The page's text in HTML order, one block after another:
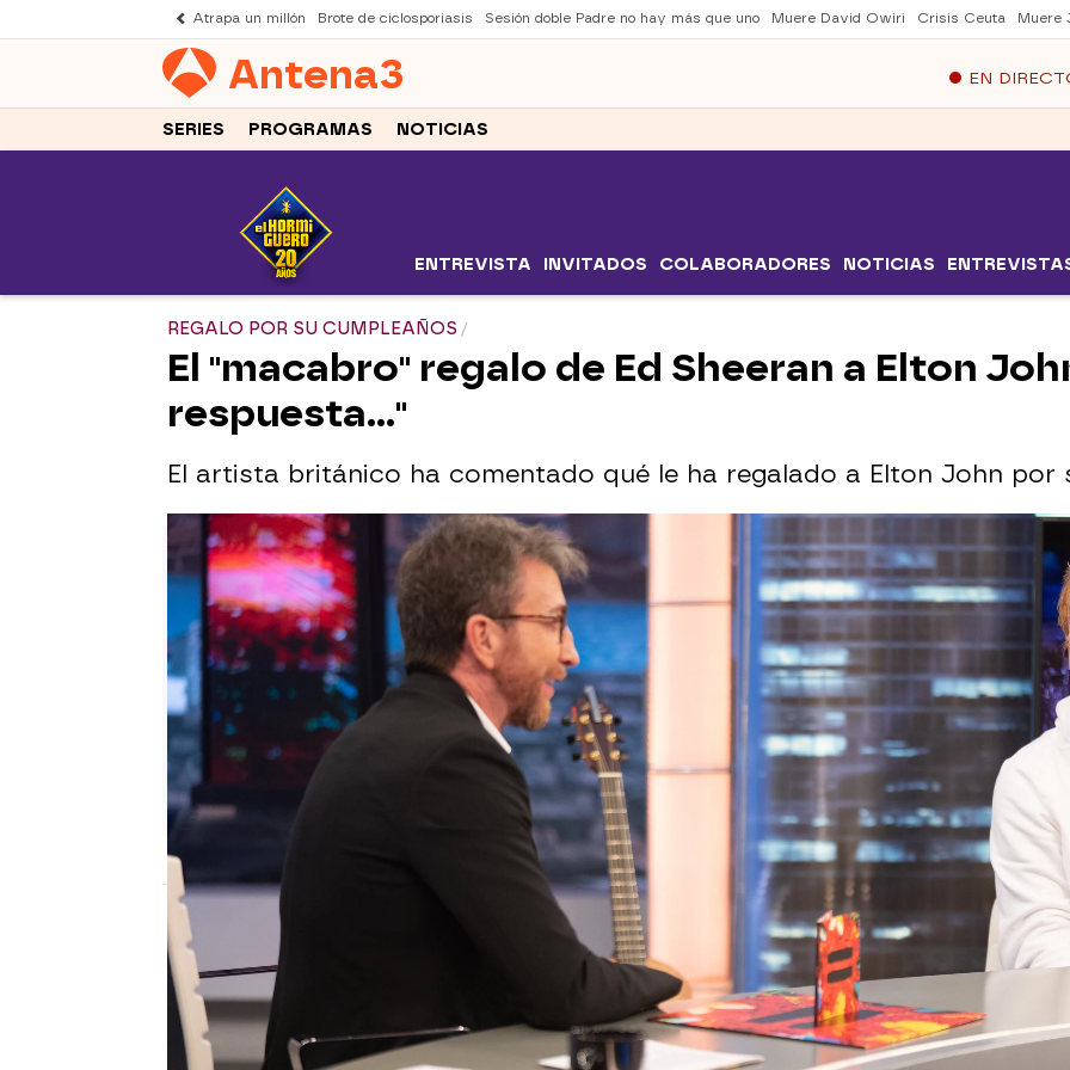
Atrapa un millón Brote de ciclosporiasis Sesión doble Padre no hay más que uno Muere David Owiri Crisis Ceuta Muere
Antena3 EN
SERIES PROGRAMAS NOTICIAS
ENTREVISTA INVITADOS COLABORADORES NOTICIAS
REGALO POR SU CUMPLEAÑOS
El "macabro" regalo de Ed Sheeran a Elton
respuesta..."
El artista británico ha comentado qué le ha regalado a Elton John por
antena3.com
Publicado:11 de noviembre de 2021, 22:30
Whatsapp
Facebook
Con motivo de su próxima canción navideña junto aElton
John
, Pablo Motos le ha recordado a Ed Sheeran que hace